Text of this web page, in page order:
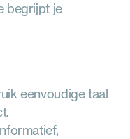
begrijpt je
eenvoudige taal